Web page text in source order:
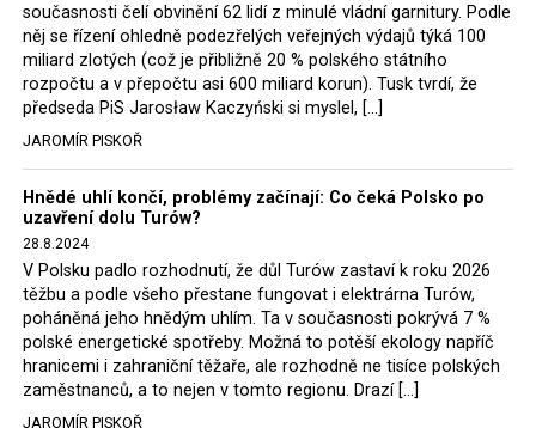
Rozhodnutí polského ministra spravedlnosti jistě potěší
německé, české a polské ekology, ale i těžaře. Je těžké si
představit, že by o takové věci rozhodoval sám ministr
Bodnar. Musel získat politický souhlas vládnoucí koalice.
Stále jsou totiž platné argumenty Morawieckého vlády,
že důl i elektrárna jsou – kromě zabezpečování cca 7 %
polského energetického mixu – klíčovými podniky, spolu
se svými dceřinými společnostmi zaměstnávají cca pět
tisíc lidí. Navíc s činností dolu a elektrárny nepřímo
souvisí dalších několik desítek tisíc pracovních míst v
regionu. Zelená politika ale opět zvítězila.
Rozhodnutí polského ministra spravedlnosti jistě potěší
německé, české a polské ekology, kteří žalobu u
současnosti čelí obvinění 62 lidí z minulé vládní garnitury. Podle
něj se řízení ohledně podezřelých veřejných výdajů týká 100
miliard zlotých (což je přibližně 20 % polského státního
rozpočtu a v přepočtu asi 600 miliard korun). Tusk tvrdí, že
předseda PiS Jarosław Kaczyński si myslel, […]
JAROMÍR PISKOŘ
Hnědé uhlí končí, problémy začínají: Co čeká Polsko po
uzavření dolu Turów?
28.8.2024
V Polsku padlo rozhodnutí, že důl Turów zastaví k roku 2026
těžbu a podle všeho přestane fungovat i elektrárna Turów,
poháněná jeho hnědým uhlím. Ta v současnosti pokrývá 7 %
polské energetické spotřeby. Možná to potěší ekology napříč
hranicemi i zahraniční těžaře, ale rozhodně ne tisíce polských
zaměstnanců, a to nejen v tomto regionu. Drazí […]
JAROMÍR PISKOŘ